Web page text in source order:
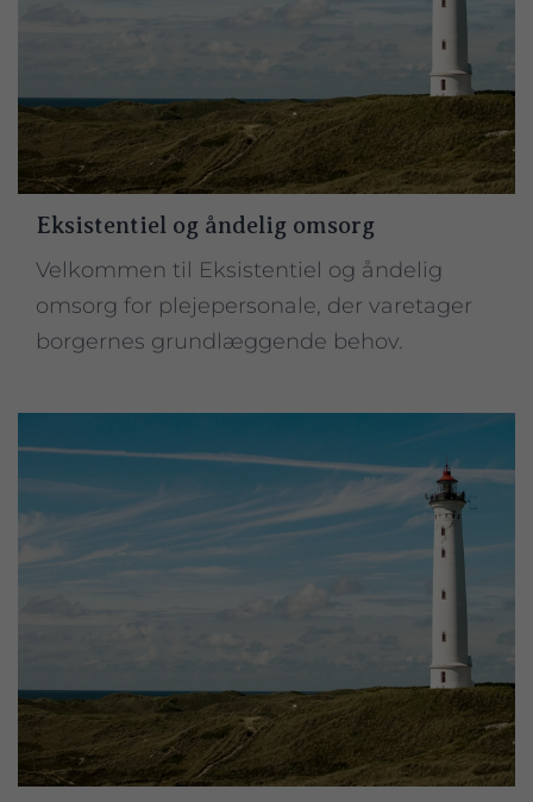
Eksistentiel og åndelig omsorg
Velkommen til Eksistentiel og åndelig
omsorg for plejepersonale, der varetager
borgernes grundlæggende behov.